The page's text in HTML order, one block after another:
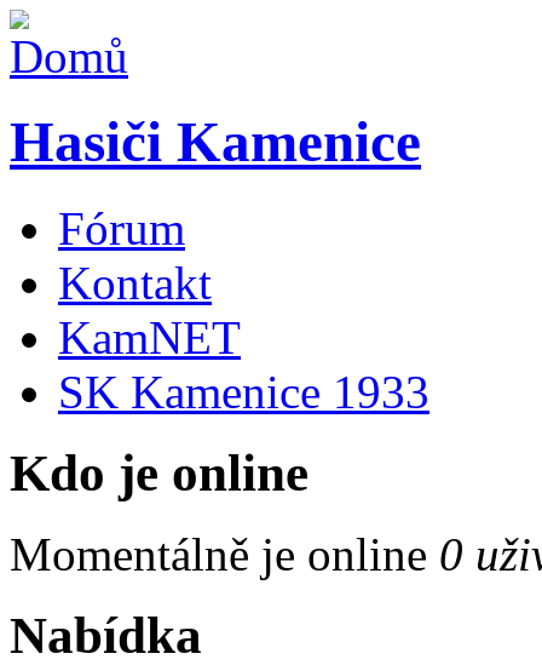
Hasiči Kamenice
Fórum
Kontakt
KamNET
SK Kamenice 1933
Kdo je online
Momentálně je online 0
Nabídka